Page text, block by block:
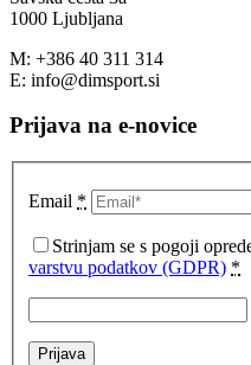
1000 Ljubljana
M: +386 40 311 314
E: info@dimsport.si
Prijava na e-novice
Email *
Strinjam se s pogoji
varstvu podatkov (GDPR) *